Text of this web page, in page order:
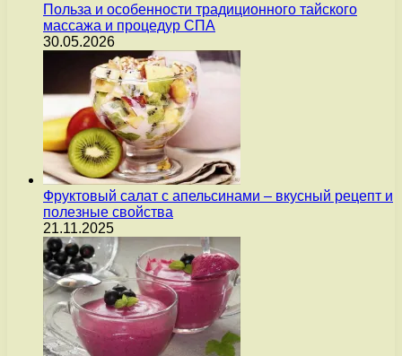
Польза и особенности традиционного тайского
массажа и процедур СПА
30.05.2026
Фруктовый салат с апельсинами – вкусный рецепт и
полезные свойства
21.11.2025